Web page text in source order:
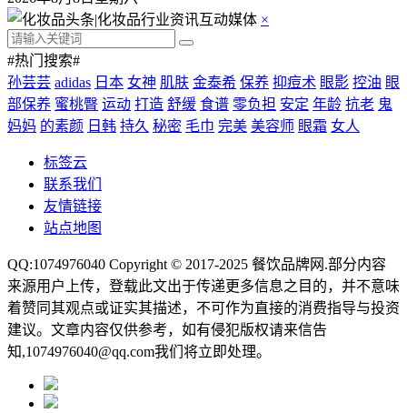
×
#热门搜索#
孙芸芸 adidas 日本 女神 肌肤 金泰希 保养 抑痘术 眼影 控油 眼
部保养 蜜桃臀 运动 打造 舒缓 食谱 零负担 安定 年龄 抗老 鬼
妈妈 的素颜 日韩 持久 秘密 毛巾 完美 美容师 眼霜 女人
标签云
联系我们
友情链接
站点地图
QQ:1074976040 Copyright © 2017-2025 餐饮品牌网 .部分内容
来源用户上传，登载此文出于传递更多信息之目的，并不意味
着赞同其观点或证实其描述，不可作为直接的消费指导与投资
建议。文章内容仅供参考，如有侵犯版权请来信告
知,1074976040@qq.com我们将立即处理。